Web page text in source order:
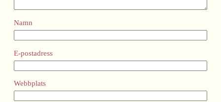
Namn
E-postadress
Webbplats